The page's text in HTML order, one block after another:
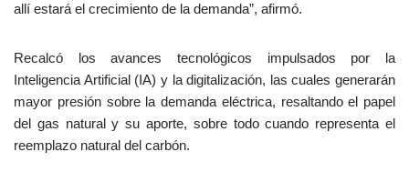
allí estará el crecimiento de la demanda”, afirmó.
Recalcó los avances tecnológicos impulsados por la
Inteligencia Artificial (IA) y la digitalización, las cuales generarán
mayor presión sobre la demanda eléctrica, resaltando el papel
del gas natural y su aporte, sobre todo cuando representa el
reemplazo natural del carbón.